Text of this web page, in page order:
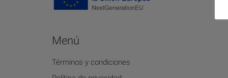
Menú
Términos y condiciones